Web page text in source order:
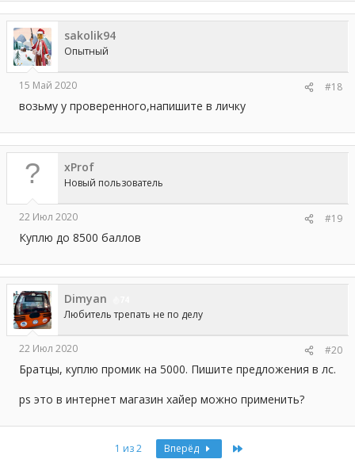
sakolik94
Опытный
15 Май 2020 #18
возьму у проверенного,напишите в личку
xProf
Новый пользователь
22 Июл 2020 #19
Куплю до 8500 баллов
Dimyan
Любитель трепать не по делу
22 Июл 2020 #20
Братцы, куплю промик на 5000. Пишите предложения в лс.
ps это в интернет магазин хайер можно применить?
1 из 2 Вперёд